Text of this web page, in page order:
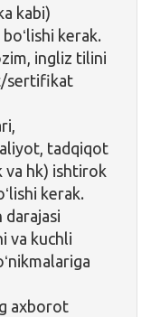
kabi)
kerak.
ingliz tilini
sertifikat
tadqiqot
hk) ishtirok
kerak.
darajasi
va kuchli
axborot